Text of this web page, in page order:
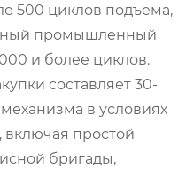
500 циклов подъема,
промышленный
и более циклов.
составляет 30-
в условиях
включая простой
бригады,